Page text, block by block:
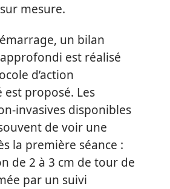
mesure.
un bilan
est réalisé
d’action
est proposé. Les
invasives disponibles
de voir une
la première séance :
de 2 à 3 cm de tour de
par un suivi